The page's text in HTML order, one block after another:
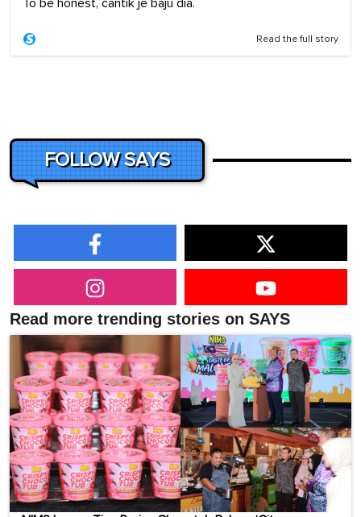
To be honest, cantik je baju dia.
Read the full story
FOLLOW SAYS
Read more trending stories on SAYS